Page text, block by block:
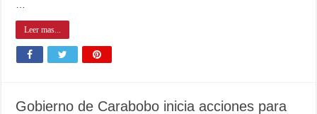
Leer mas...
Gobierno de Carabobo inicia acciones para